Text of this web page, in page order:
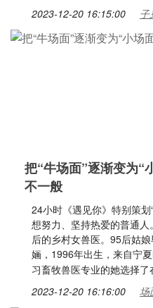
2023-12-20 16:15:00 子
把“牛场面”逐渐变为“
不一般
24小时《遇见你》特别策
想努力、坚持热爱的普通
后的乡村女兽医。95后姑
婳，1996年出生，来自宁
习畜牧兽医专业的她选择
2023-12-20 16:16:00 场